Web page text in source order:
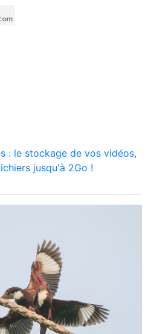
: le stockage de vos vidéos,
jusqu'à 2Go !